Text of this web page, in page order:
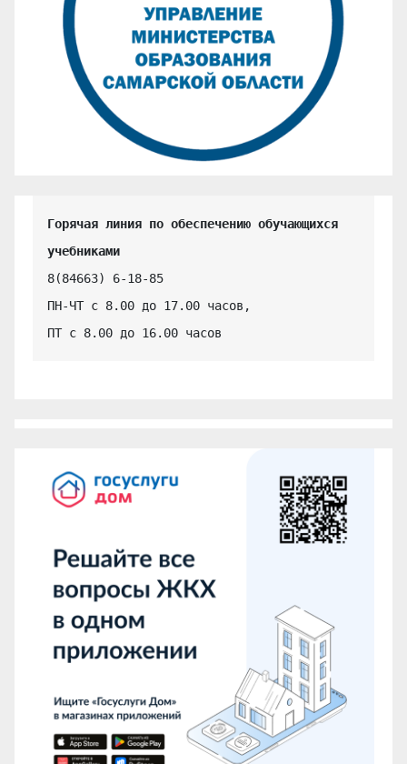
Горячая линия по обеспечению обучающихся
учебниками
8(84663) 6-18-85
ПН-ЧТ с 8.00 до 17.00 часов,
ПТ с 8.00 до 16.00 часов